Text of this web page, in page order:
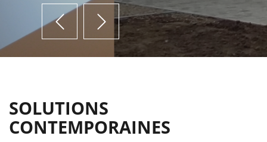
SOLUTIONS
CONTEMPORAINES